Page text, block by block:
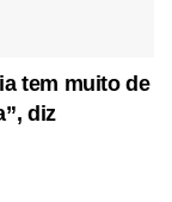
tem muito de
diz